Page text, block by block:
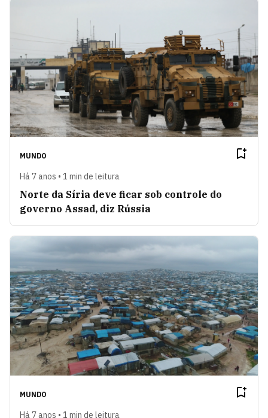
MUNDO
Há 7 anos • 1 min de leitura
Norte da Síria deve ficar sob controle do
governo Assad, diz Rússia
MUNDO
Há 7 anos • 1 min de leitura